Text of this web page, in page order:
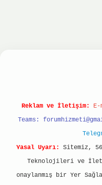
Reklam ve İletişim:
Teams:
Yasal Uyarı:
Sitemiz,
Teknolojileri ve
onaylanmış bir Yer